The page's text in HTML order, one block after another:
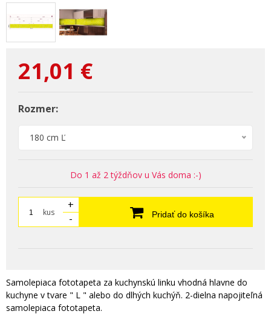
21,01 €
Rozmer:
180 cm Ľ
Do 1 až 2 týždňov u Vás doma :-)
kus
+
-
Pridať do košíka
Samolepiaca fototapeta za kuchynskú linku vhodná hlavne do
kuchyne v tvare " L " alebo do dlhých kuchýň. 2-dielna napojiteľná
samolepiaca fototapeta.